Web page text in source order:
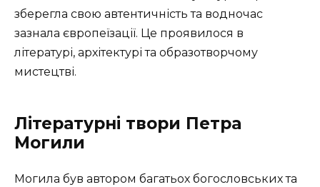
зберегла свою автентичність та водночас
зазнала європеїзації. Це проявилося в
літературі, архітектурі та образотворчому
мистецтві.
Літературні твори Петра
Могили
Могила був автором багатьох богословських та